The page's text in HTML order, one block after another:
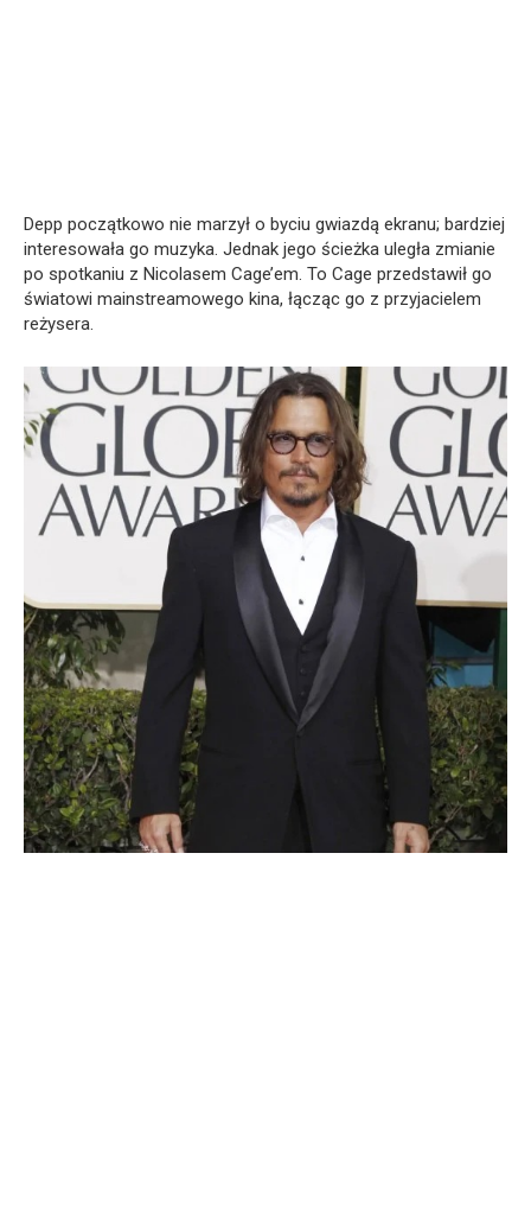
Depp początkowo nie marzył o byciu gwiazdą ekranu; bardziej
interesowała go muzyka. Jednak jego ścieżka uległa zmianie
po spotkaniu z Nicolasem Cage’em. To Cage przedstawił go
światowi mainstreamowego kina, łącząc go z przyjacielem
reżysera.